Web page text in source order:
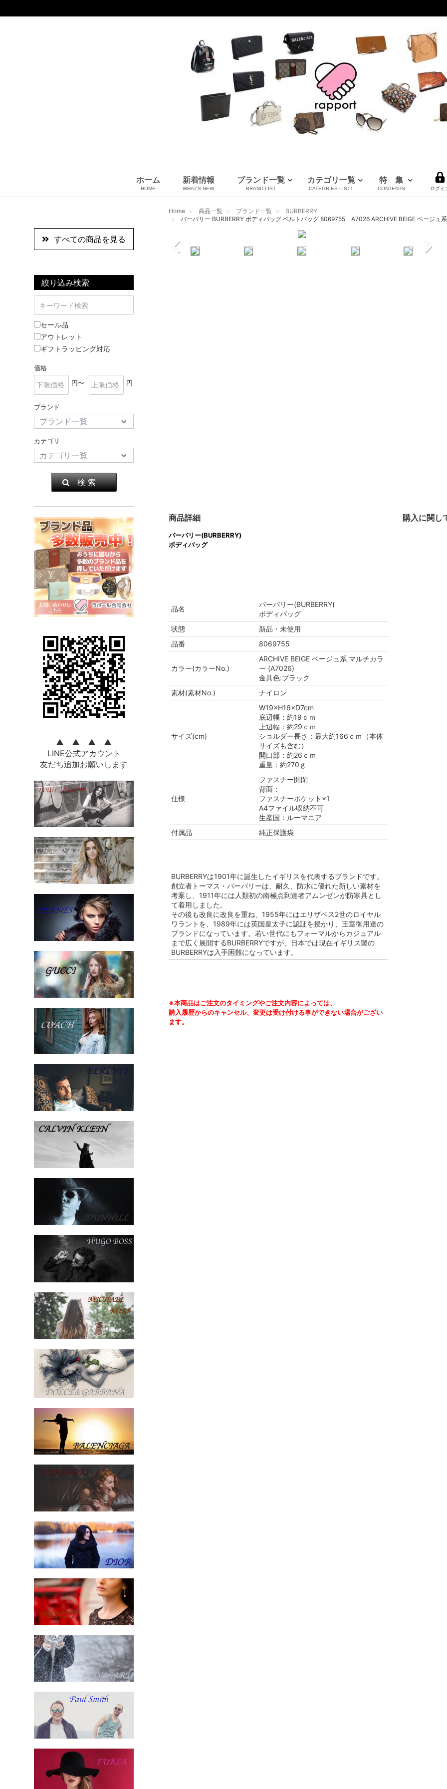
ホーム
HOME
新着情報
WHAT'S NEW
ブランド一覧
BRAND LIST
ルイヴィトン
シャネル
エルメス
全てのブランドを見る
カテゴリ一覧
CATEGRIES LISTT
バッグ＆ポーチ
アロマ＆フレグランス
雑貨・その他
USED Hermès
USED CHANEL
USED other
特 集
CONTENTS ログイ
Home 商品一覧 ブランド一覧
BURBERRY
バーバリー BURBERRY ボディバッグ ベルトバッグ 8069755 A7026 ARCHIVE BEIGE ベージ
すべての商品を見る
絞り込み検索
セール品
アウトレット
ギフトラッピング対応
価格
円〜
円
ブランド
カテゴリ
検 索
▲ ▲ ▲ ▲
LINE公式アカウント
友だち追加お願いします
商品詳細 購入に関し
バーバリー(BURBERRY)
ボディバッグ
品名
バーバリー(BURBERRY)
ボディバッグ
状態
新品・未使用
品番
8069755
カラー(カラーNo.)
ARCHIVE BEIGE ベージュ系 マルチカラ
ー (A7026)
金具色:ブラック
素材(素材No.)
ナイロン
サイズ(cm)
W19×H16×D7cm
底辺幅：約19ｃｍ
上辺幅：約29ｃｍ
ショルダー長さ：最大約166ｃｍ（本体
サイズも含む）
開口部：約26ｃｍ
重量：約270ｇ
仕様
ファスナー開閉
背面：
ファスナーポケット×1
A4ファイル収納不可
生産国：ルーマニア
付属品
純正保護袋
BURBERRYは1901年に誕生したイギリスを代表するブランドです。
創立者トーマス・バーバリーは、耐久、防水に優れた新しい素材を
考案し、1911年には人類初の南極点到達者アムンゼンが防寒具とし
て着用しました。
その後も改良に改良を重ね、1955年にはエリザベス2世のロイヤル
ワラントを、1989年には英国皇太子に認証を授かり、王室御用達の
ブランドになっています。若い世代にもフォーマルからカジュアル
まで広く展開するBURBERRYですが、日本では現在イギリス製の
BURBERRYは入手困難になっています。
※本商品はご注文のタイミングやご注文内容によっては、
購入履歴からのキャンセル、変更は受け付ける事ができない場合がござい
ます。